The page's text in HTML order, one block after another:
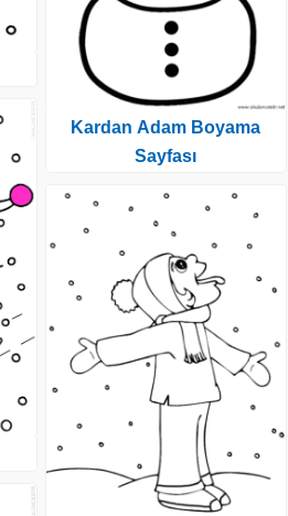
Kardan Adam Boyama
Sayfası